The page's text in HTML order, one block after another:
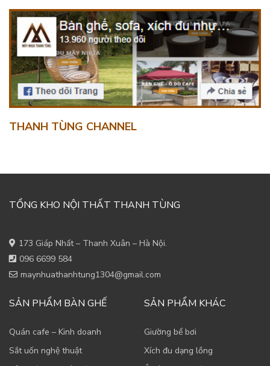
THANH TÙNG CHANNEL
TỔNG KHO NỘI THẤT THANH TÙNG
173 Giáp Nhất – Thanh Xuân – Hà Nội.
096 6699 584
maynhuathanhtung1304@gmail.com
SẢN PHẨM BÀN GHẾ
Quán cafe – Kinh doanh
Sắt uốn nghệ thuật
SẢN PHẨM KHÁC
Giường bể bơi
Xích đu dạng lồng